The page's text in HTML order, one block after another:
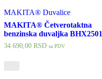
MAKITA® Duvalice
MAKITA® Četverotaktna
benzinska duvaljka BHX2501
34.690,00 RSD sa PDV